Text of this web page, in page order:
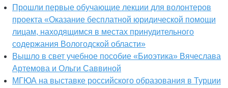
Прошли первые обучающие лекции для волонтеров
проекта «Оказание бесплатной юридической помощи
лицам, находящимся в местах принудительного
содержания Вологодской области»
Вышло в свет учебное пособие «Биоэтика» Вячеслава
Артемова и Ольги Саввиной
МГЮА на выставке российского образования в Турции